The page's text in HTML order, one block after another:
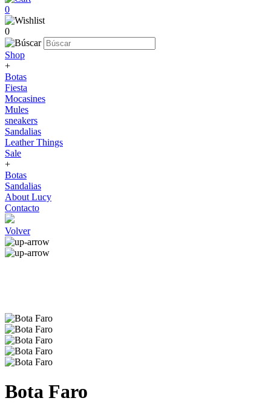
0
0
Shop
+
Botas
Fiesta
Mocasines
Mules
sneakers
Sandalias
Leather Things
Sale
+
Botas
Sandalias
About Lucy
Contacto
Volver
Bota Faro